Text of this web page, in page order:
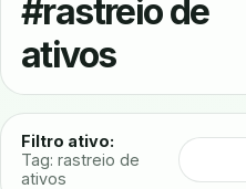
#rastreio de
ativos
Filtro ativo:
Tag: rastreio de
ativos